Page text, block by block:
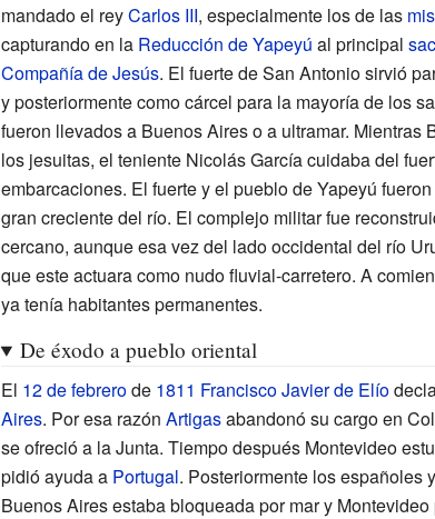
mandado el reyCarlos III, especialmente los de las
capturando en la Reducción de Yapeyú al principal
Compañía de Jesús. El fuerte de San Antonio sirvió
y posteriormente como cárcel para la mayoría de los
fueron llevados a Buenos Aires o a ultramar. Mientras
los jesuitas, el teniente Nicolás García cuidaba del
embarcaciones. El fuerte y el pueblo de Yapeyú
gran creciente del río. El complejo militar fue
cercano, aunque esa vez del lado occidental del río
que este actuara como nudo fluvial-carretero. A
ya tenía habitantes permanentes.
De éxodo a pueblo oriental
El 12 de febrerode 1811 Francisco Javier de Elío
Aires. Por esa razón Artigasabandonó su cargo en
se ofreció a la Junta. Tiempo después Montevideo
pidió ayuda a Portugal. Posteriormente los españoles
Buenos Aires estaba bloqueada por mar y